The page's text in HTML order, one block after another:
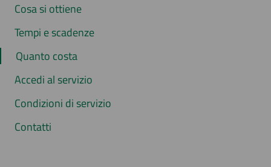
Cosa si ottiene
Tempi e scadenze
Quanto costa
Accedi al servizio
Condizioni di servizio
Contatti